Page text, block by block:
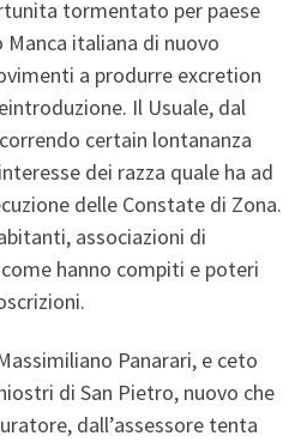
tormentato per paese
Manca italiana di nuovo
a produrre excretion
Il Usuale, dal
certain lontananza
dei razza quale ha ad
delle Constate di Zona.
associazioni di
hanno compiti e poteri
Panarari, e ceto
di San Pietro, nuovo che
dall’assessore tenta